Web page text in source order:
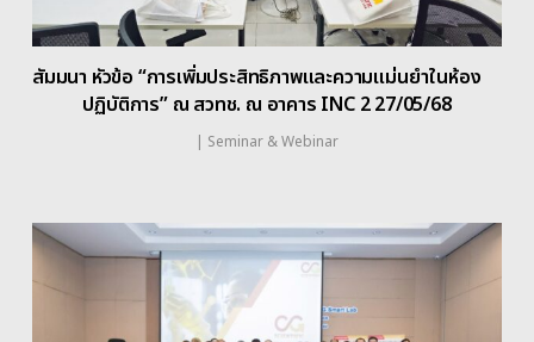
สัมมนา หัวข้อ “การเพิ่มประสิทธิภาพและความแม่นยำในห้อง
ปฏิบัติการ” ณ สวทช. ณ อาคาร INC 2 27/05/68
| Seminar & Webinar